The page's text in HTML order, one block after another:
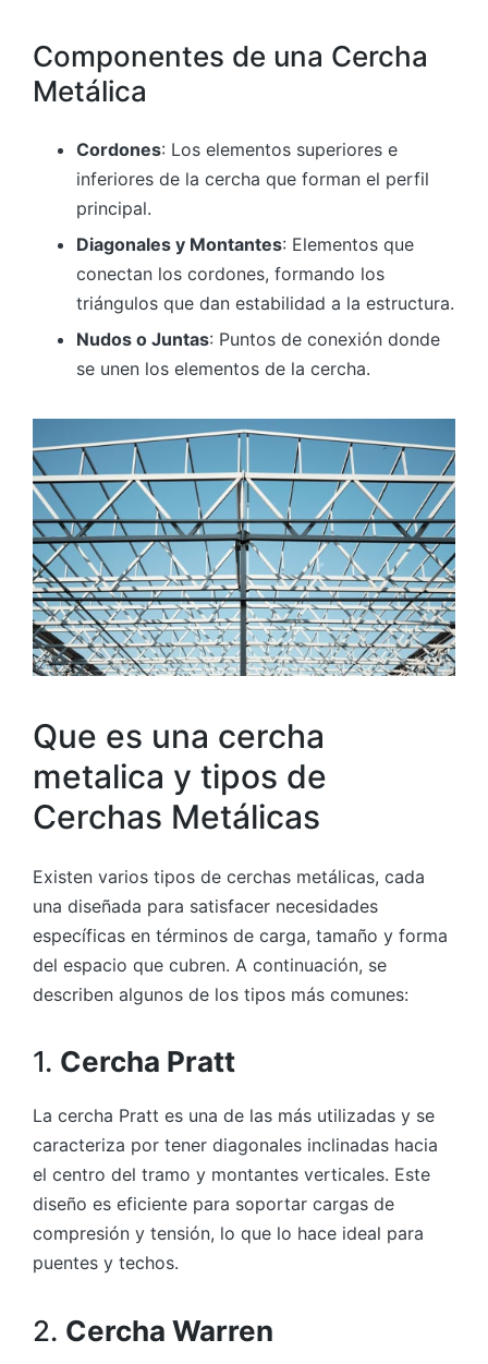
Componentes de una Cercha
Metálica
Cordones: Los elementos superiores e
inferiores de la cercha que forman el perfil
principal.
Diagonales y Montantes: Elementos que
conectan los cordones, formando los
triángulos que dan estabilidad a la estructura.
Nudos o Juntas: Puntos de conexión donde
se unen los elementos de la cercha.
Que es una cercha
metalica y tipos de
Cerchas Metálicas
Existen varios tipos de cerchas metálicas, cada
una diseñada para satisfacer necesidades
específicas en términos de carga, tamaño y forma
del espacio que cubren. A continuación, se
describen algunos de los tipos más comunes:
1. Cercha Pratt
La cercha Pratt es una de las más utilizadas y se
caracteriza por tener diagonales inclinadas hacia
el centro del tramo y montantes verticales. Este
diseño es eficiente para soportar cargas de
compresión y tensión, lo que lo hace ideal para
puentes y techos.
2. Cercha Warren